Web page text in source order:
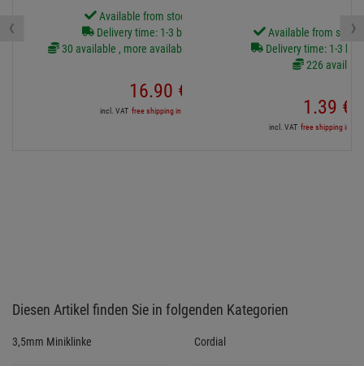
Available from stock Aschheim
Delivery time: 1-3 business days
30 available , more available from central stock
16.90 €
incl. VAT free shipping in DE over 90€
Available from stock
Delivery time: 1-3
226
1.39 €
incl. VAT free shipping in DE
‹ ›
Diesen Artikel finden Sie in folgenden Kategorien
3,5mm Miniklinke Cordial